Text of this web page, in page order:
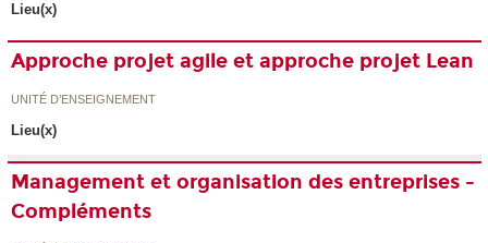
Lieu(x)
Approche projet agile et approche projet Lean
UNITÉ D’ENSEIGNEMENT
Lieu(x)
Management et organisation des entreprises -
Compléments